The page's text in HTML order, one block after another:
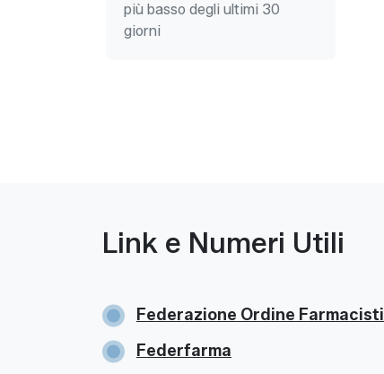
più basso degli ultimi 30
giorni
Link e Numeri Utili
Federazione Ordine Farmacisti
Federfarma